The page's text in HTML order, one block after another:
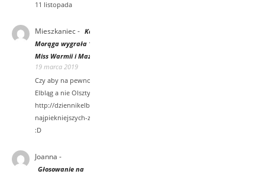
11 listopada
Mieszkaniec- Karolina Wasilewska z
Morąga wygrała 15 tys zł oraz koronę
Miss Warmii i Mazur [wywiad wideo]
19 marca 2019
Czy aby na pewno? Regionalną licencje ma
Elbląg a nie Olsztyn.
http://dziennikelblaski.pl/571805,Wybrano-
najpiekniejszych-zdjecia.html Dwie miski
:D
Joanna -
Głosowanie na